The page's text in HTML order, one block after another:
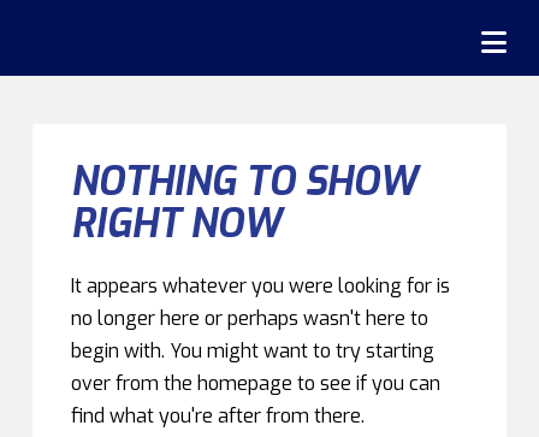
NOTHING TO SHOW
RIGHT NOW
It appears whatever you were looking for is
no longer here or perhaps wasn't here to
begin with. You might want to try starting
over from the homepage to see if you can
find what you're after from there.